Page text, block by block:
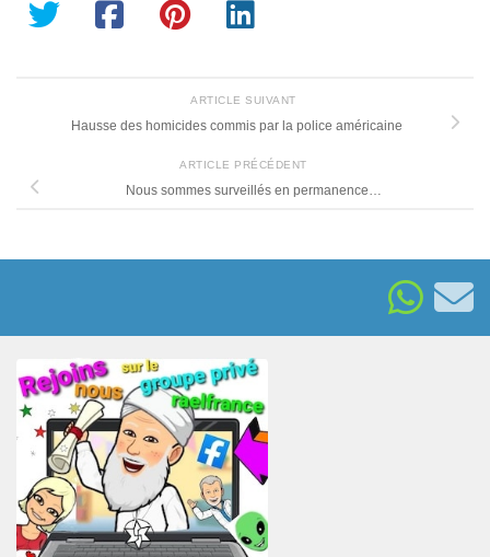
ARTICLE SUIVANT
Hausse des homicides commis par la police américaine
ARTICLE PRÉCÉDENT
Nous sommes surveillés en permanence…